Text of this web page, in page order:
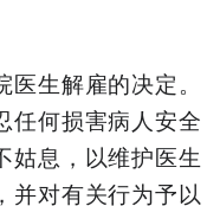
生解雇的决定。
任何损害病人安全
姑息，以维护医生
并对有关行为予以